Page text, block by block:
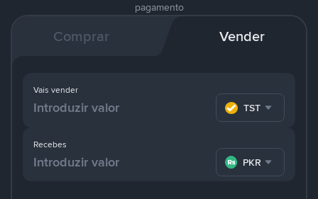
pagamento
Comprar Vender
Recebes
PKR
Vais vender
TST